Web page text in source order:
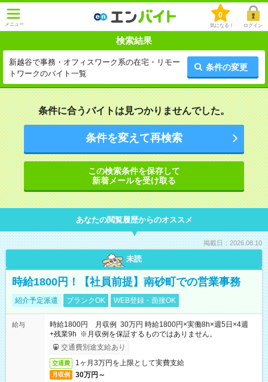
メニュー
0
気になる！ ログイン
検索結果
新越谷で事務・オフィスワーク系の在宅・リモー
トワークのバイト一覧
条件の変更
条件に合うバイトは見つかりませんでした。
条件を変えて再検索
この検索条件を保存して
新着メールを受け取る
あなたの閲覧履歴からのオススメ
掲載日：2026.08.10
未読
時給1800円！【社員前提】南砂町での営業事務
紹介予定派遣 ブランクOK WEB登録・面接OK
給与
時給1800円 月収例 30万円 時給1800円×実働8h×週5日×4週
+残業9h ※月収例を保証するものではありません。
交通費別途支給あり
交通費 1ヶ月3万円を上限として実費支給
月収例 30万円～